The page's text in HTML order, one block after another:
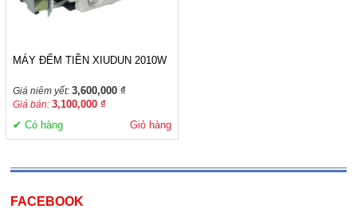
MÁY ĐẾM TIỀN XIUDUN 2010W
Giá niêm yết: 3,600,000 ₫
Giá bán: 3,100,000 ₫
✔ Có hàng Giỏ hàng
FACEBOOK